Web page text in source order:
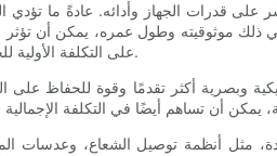
خرج طاقة الليزر بشكل مباشر على قدرات الجهاز وأدائه. عادةً ما
في ذلك موثوقيته وطول عمره، يمكن أن تؤثر
على التكلفة الأولية للجهاز.
وبصرية أكثر تقدمًا وقوة للحفاظ على
مثل أنظمة توصيل الشعاع، وعدسات